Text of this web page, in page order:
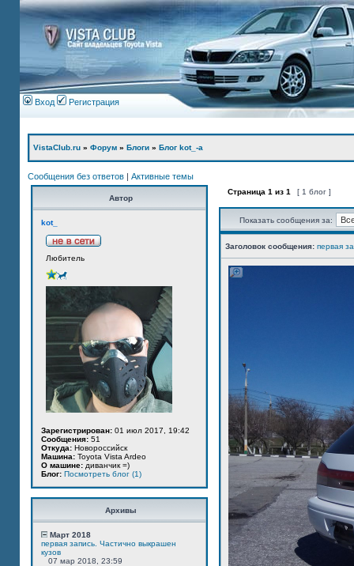
Вход Регистрация
VistaClub.ru » Форум » Блоги » Блог kot_-а
Сообщения без ответов | Активные темы
Автор
kot_
Любитель
Зарегистрирован: 01 июл 2017, 19:42
Сообщения: 51
Откуда: Новороссийск
Машина: Toyota Vista Ardeo
О машине: диванчик =)
Блог: Посмотреть блог (1)
Архивы
Март 2018
первая запись. Частично выкрашен
кузов
07 мар 2018, 23:59
Страница 1 из 1 [ 1 блог ]
Показать сообщения за:
Заголовок сообщения: первая